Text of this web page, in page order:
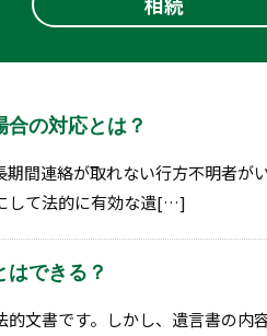
の対応とは？
間連絡が取れない行方不明者
して法的に有効な遺[…]
はできる？
文書です。しかし、遺言書の